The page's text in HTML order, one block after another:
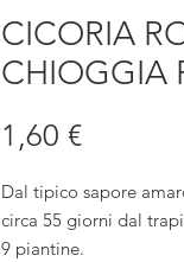
CICORIA
CHIOGGIA
1,60 €Prezzo
Dal tipico sapore
circa 55 giorni dal
9 piantine.